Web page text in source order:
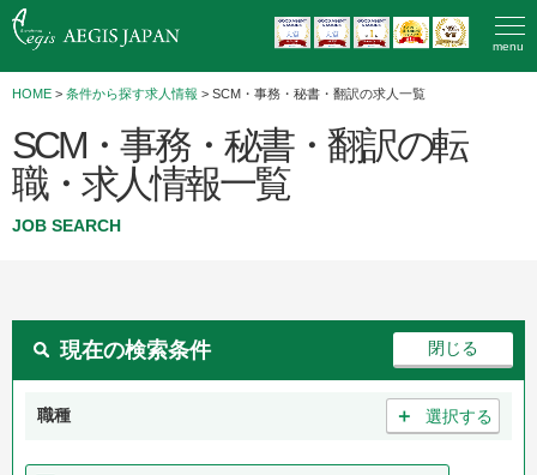
menu
HOME > 条件から探す求人情報 > SCM・事務・秘書・翻訳の求人一覧
SCM・事務・秘書・翻訳の転
職・求人情報一覧
JOB SEARCH
現在の検索条件
職種 ＋ 選択する